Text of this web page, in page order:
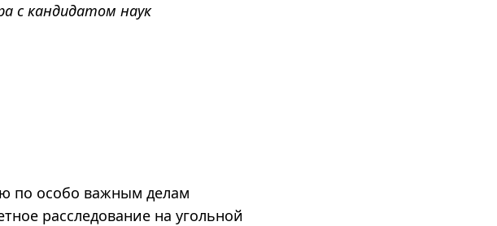
с кандидатом наук
по особо важным делам
расследование на угольной